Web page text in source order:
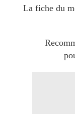
La fiche du